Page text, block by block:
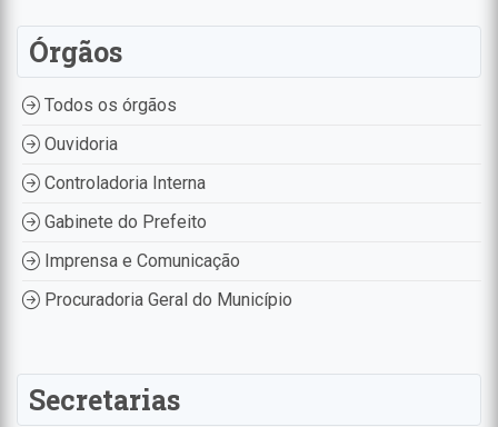
Órgãos
Todos os órgãos
Ouvidoria
Controladoria Interna
Gabinete do Prefeito
Imprensa e Comunicação
Procuradoria Geral do Município
Secretarias